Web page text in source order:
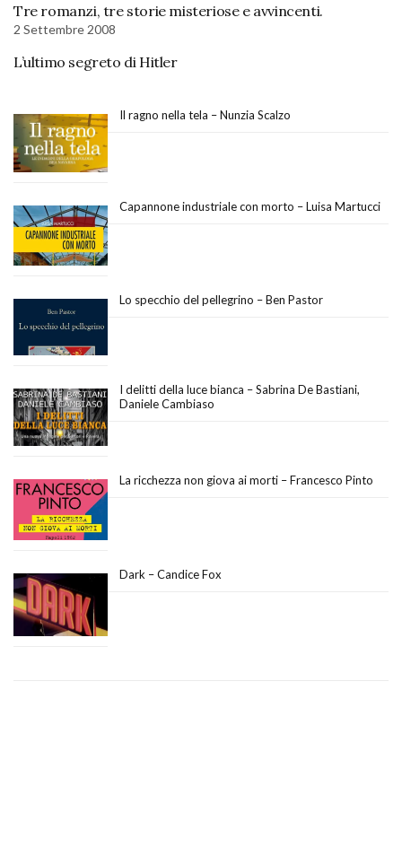
Tre romanzi, tre storie misteriose e avvincenti.
2 Settembre 2008
L’ultimo segreto di Hitler
Il ragno nella tela – Nunzia Scalzo
Capannone industriale con morto – Luisa Martucci
Lo specchio del pellegrino – Ben Pastor
I delitti della luce bianca – Sabrina De Bastiani,
Daniele Cambiaso
La ricchezza non giova ai morti – Francesco Pinto
Dark – Candice Fox